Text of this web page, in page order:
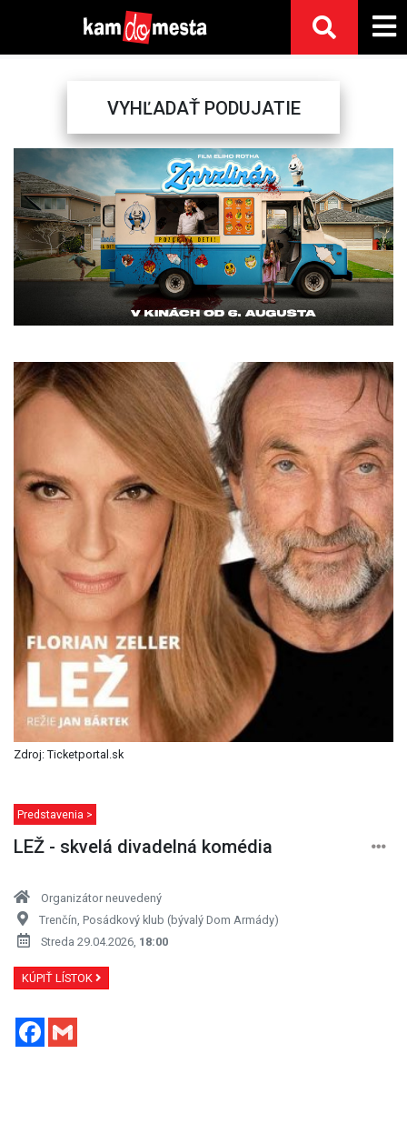
VYHĽADAŤ PODUJATIE
Previous Next
Zdroj: Ticketportal.sk
Predstavenia >
LEŽ - skvelá divadelná komédia
Organizátor neuvedený
Trenčín, Posádkový klub (bývalý Dom Armády)
Streda 29.04.2026, 18:00
KÚPIŤ LÍSTOK
Facebook